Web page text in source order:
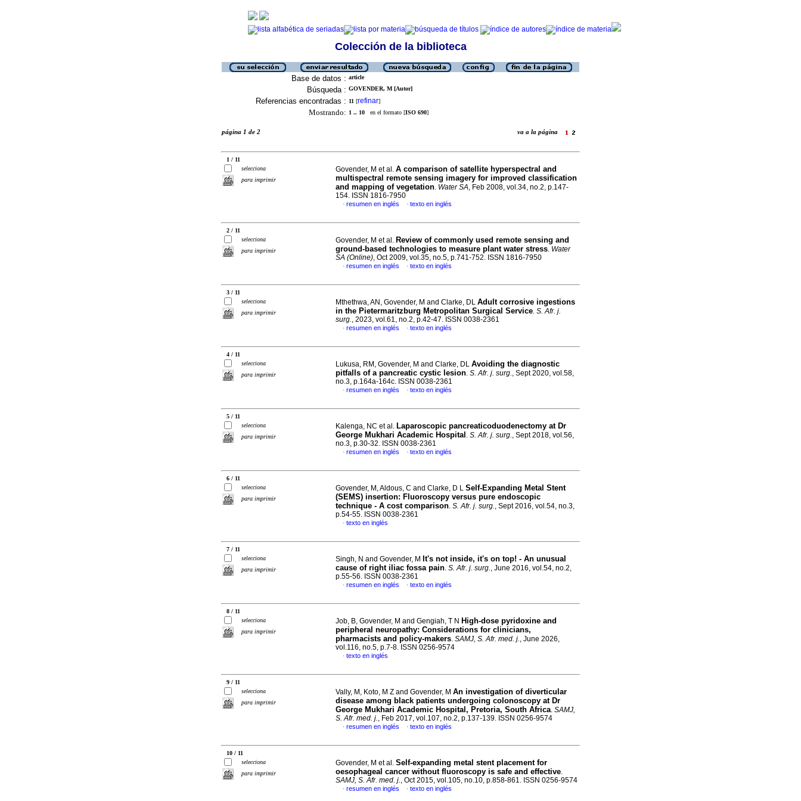
Colección de la biblioteca
Base de datos : article
Búsqueda : GOVENDER, M [Autor]
Referencias encontradas : 11 [refinar]
Mostrando: 1 .. 10 en el formato [ISO 690]
página 1 de 2 va a la página
1 / 11
selecciona
para imprimir
Govender, M et al. A comparison of satellite hyperspectral and
multispectral remote sensing imagery for improved classification
and mapping of vegetation. Water SA, Feb 2008, vol.34, no.2, p.147-
154. ISSN 1816-7950
· resumen en inglés · texto en inglés
2 / 11
selecciona
para imprimir
Govender, M et al. Review of commonly used remote sensing and
ground-based technologies to measure plant water stress. Water
SA (Online), Oct 2009, vol.35, no.5, p.741-752. ISSN 1816-7950
· resumen en inglés · texto en inglés
3 / 11
selecciona
para imprimir
Mthethwa, AN, Govender, M and Clarke, DL Adult corrosive ingestions
in the Pietermaritzburg Metropolitan Surgical Service. S. Afr. j.
surg., 2023, vol.61, no.2, p.42-47. ISSN 0038-2361
· resumen en inglés · texto en inglés
4 / 11
selecciona
para imprimir
Lukusa, RM, Govender, M and Clarke, DL Avoiding the diagnostic
pitfalls of a pancreatic cystic lesion. S. Afr. j. surg., Sept 2020, vol.58,
no.3, p.164a-164c. ISSN 0038-2361
· resumen en inglés · texto en inglés
5 / 11
selecciona
para imprimir
Kalenga, NC et al. Laparoscopic pancreaticoduodenectomy at Dr
George Mukhari Academic Hospital . S. Afr. j. surg., Sept 2018, vol.56,
no.3, p.30-32. ISSN 0038-2361
· resumen en inglés · texto en inglés
6 / 11
selecciona
para imprimir
Govender, M, Aldous, C and Clarke, D L Self-Expanding Metal Stent
(SEMS) insertion: Fluoroscopy versus pure endoscopic
technique - A cost comparison. S. Afr. j. surg., Sept 2016, vol.54, no.3,
p.54-55. ISSN 0038-2361
· texto en inglés
7 / 11
selecciona
para imprimir
Singh, N and Govender, M
It's not inside, it's on top! - An unusual
cause of right iliac fossa pain. S. Afr. j. surg., June 2016, vol.54, no.2,
p.55-56. ISSN 0038-2361
· resumen en inglés · texto en inglés
8 / 11
selecciona
para imprimir
Job, B, Govender, M and Gengiah, T N High-dose pyridoxine and
peripheral neuropathy: Considerations for clinicians,
pharmacists and policy-makers. SAMJ, S. Afr. med. j., June 2026,
vol.116, no.5, p.7-8. ISSN 0256-9574
· texto en inglés
9 / 11
selecciona
para imprimir
Vally, M, Koto, M Z and Govender, M An investigation of diverticular
disease among black patients undergoing colonoscopy at Dr
George Mukhari Academic Hospital, Pretoria, South Africa. SAMJ,
S. Afr. med. j., Feb 2017, vol.107, no.2, p.137-139. ISSN 0256-9574
· resumen en inglés · texto en inglés
10 / 11
selecciona
para imprimir
Govender, M et al. Self-expanding metal stent placement for
oesophageal cancer without fluoroscopy is safe and effective.
SAMJ, S. Afr. med. j., Oct 2015, vol.105, no.10, p.858-861. ISSN 0256-9574
· resumen en inglés · texto en inglés